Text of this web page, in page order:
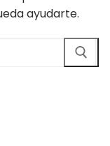
ayudarte.